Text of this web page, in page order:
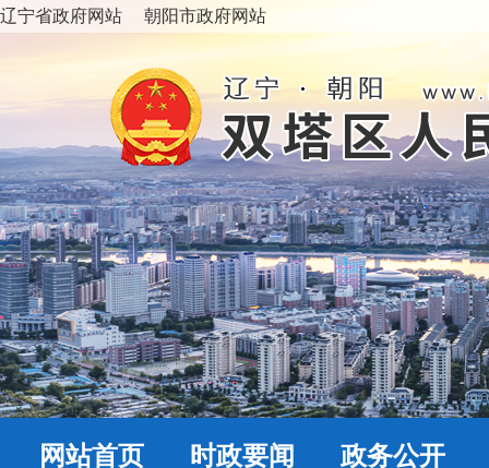
辽宁省政府网站 朝阳市政府网站
网站首页 时政要闻 政务公开